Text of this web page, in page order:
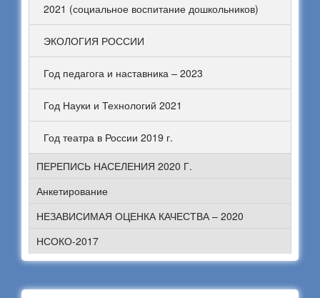
2021 (социальное воспитание дошкольников)
ЭКОЛОГИЯ РОССИИ
Год педагога и наставника – 2023
Год Науки и Технологий 2021
Год театра в России 2019 г.
ПЕРЕПИСЬ НАСЕЛЕНИЯ 2020 Г.
Анкетирование
НЕЗАВИСИМАЯ ОЦЕНКА КАЧЕСТВА – 2020
НСОКО-2017